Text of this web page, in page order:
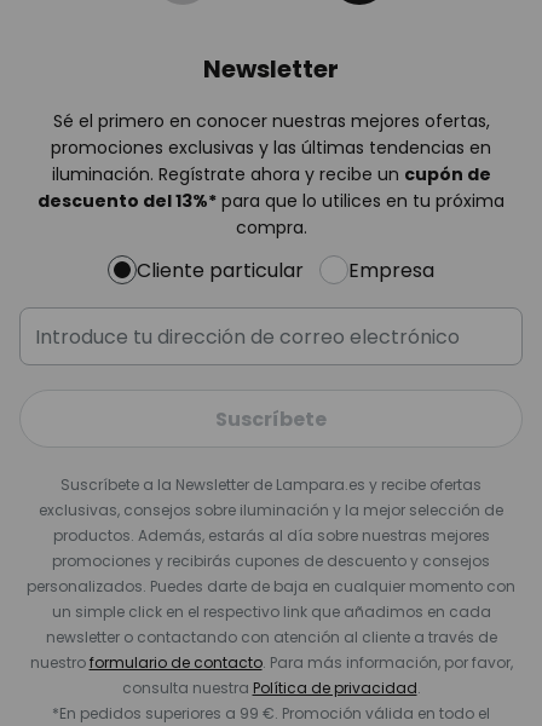
Newsletter
Sé el primero en conocer nuestras mejores ofertas,
promociones exclusivas y las últimas tendencias en
iluminación. Regístrate ahora y recibe un cupón de
descuento del13%* para que lo utilices en tu próxima
compra.
Cliente particular Empresa
Suscríbete
Suscríbete a la Newsletter de Lampara.es y recibe ofertas
exclusivas, consejos sobre iluminación y la mejor selección de
productos. Además, estarás al día sobre nuestras mejores
promociones y recibirás cupones de descuento y consejos
personalizados. Puedes darte de baja en cualquier momento con
un simple click en el respectivo link que añadimos en cada
newsletter o contactando con atención al cliente a través de
nuestroformulario de contacto. Para más información, por favor,
consulta nuestra Política de privacidad.
*En pedidos superiores a 99 €. Promoción válida en todo el